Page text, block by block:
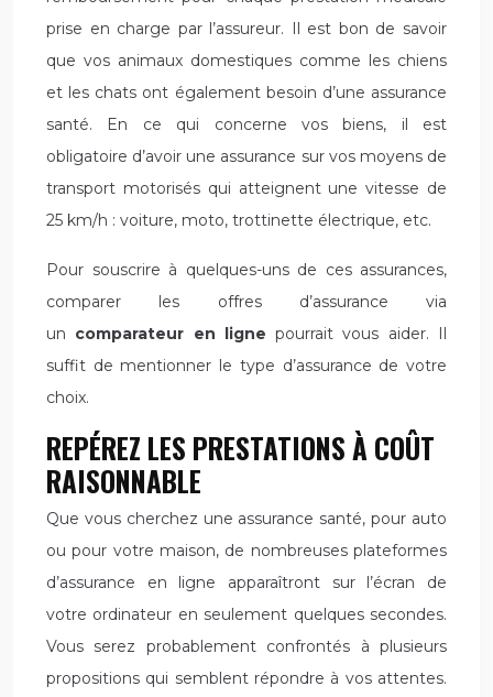
prise en charge par l’assureur. Il est bon de savoir
que vos animaux domestiques comme les chiens
et les chats ont également besoin d’une assurance
santé. En ce qui concerne vos biens, il est
obligatoire d’avoir une assurance sur vos moyens de
transport motorisés qui atteignent une vitesse de
25 km/h : voiture, moto, trottinette électrique, etc.
Pour souscrire à quelques-uns de ces assurances,
comparer les offres d’assurance via
un comparateur en ligne pourrait vous aider. Il
suffit de mentionner le type d’assurance de votre
choix.
REPÉREZ LES PRESTATIONS À COÛT
RAISONNABLE
Que vous cherchez une assurance santé, pour auto
ou pour votre maison, de nombreuses plateformes
d’assurance en ligne apparaîtront sur l’écran de
votre ordinateur en seulement quelques secondes.
Vous serez probablement confrontés à plusieurs
propositions qui semblent répondre à vos attentes.